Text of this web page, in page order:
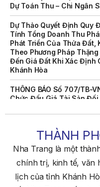
Dự Thảo Quyết Định Quy
Tính Tổng Doanh Thu
Phát Triển Của Thửa Đất,
Theo Phương Pháp Thặng
Đến Giá Đất Khi Xác Định
Khánh Hòa
THÔNG BÁO Số 707/TB-
Chức Đấu Giá Tài Sản Đối
Biển Số KH-0834
THÔNG BÁO Số 706/TB-
Chức Đấu Giá Tài Sản
Số KH-0387
THÔNG BÁO Số 659/
Thông Báo Số 641/TB-
Quản Lý Vịnh Nha Trang
Giá Tài Sản
THÀNH
Nha Trang là một
chính trị, kinh tế, văn
lịch của tỉnh Khánh